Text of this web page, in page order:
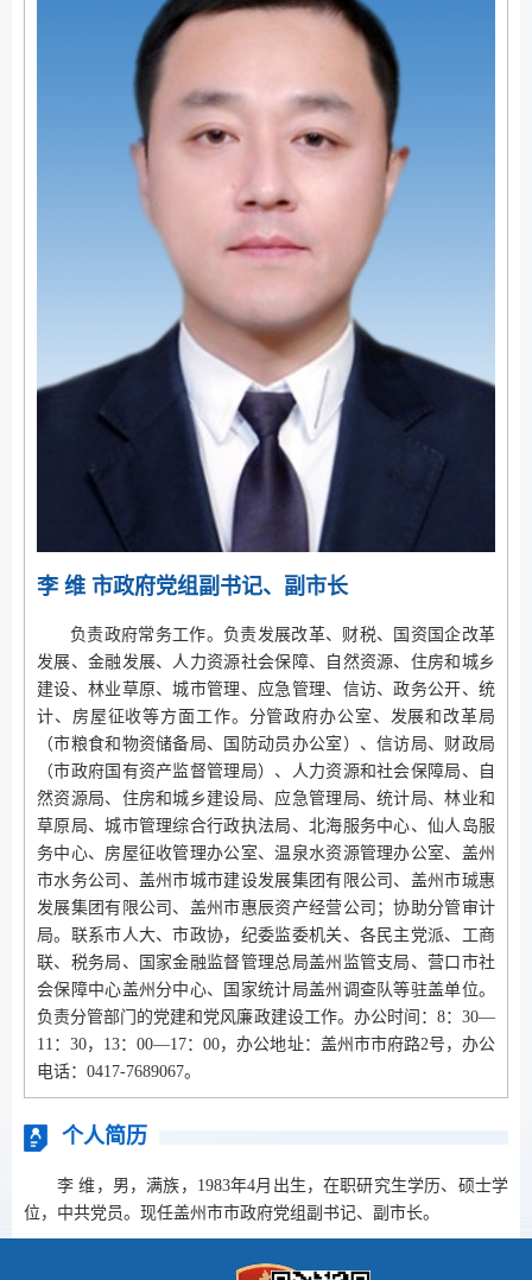
李 维 市政府党组副书记、副市长
负责政府常务工作。负责发展改革、财税、国资国企改革
发展、金融发展、人力资源社会保障、自然资源、住房和城乡
建设、林业草原、城市管理、应急管理、信访、政务公开、统
计、房屋征收等方面工作。分管政府办公室、发展和改革局
（市粮食和物资储备局、国防动员办公室）、信访局、财政局
（市政府国有资产监督管理局）、人力资源和社会保障局、自
然资源局、住房和城乡建设局、应急管理局、统计局、林业和
草原局、城市管理综合行政执法局、北海服务中心、仙人岛服
务中心、房屋征收管理办公室、温泉水资源管理办公室、盖州
市水务公司、盖州市城市建设发展集团有限公司、盖州市珹惠
发展集团有限公司、盖州市惠辰资产经营公司；协助分管审计
局。联系市人大、市政协，纪委监委机关、各民主党派、工商
联、税务局、国家金融监督管理总局盖州监管支局、营口市社
会保障中心盖州分中心、国家统计局盖州调查队等驻盖单位。
负责分管部门的党建和党风廉政建设工作。办公时间：8：30—
11：30，13：00—17：00，办公地址：盖州市市府路2号，办公
电话：0417-7689067。
个人简历
李 维，男，满族，1983年4月出生，在职研究生学历、硕士学
位，中共党员。现任盖州市市政府党组副书记、副市长。